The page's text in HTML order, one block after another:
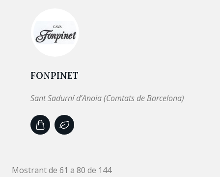
FONPINET
Sant Sadurní d’Anoia (Comtats de Barcelona)
Mostrant de 61 a 80 de 144